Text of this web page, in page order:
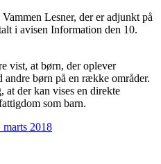
Lesner, der er adjunkt på
i avisen Information den 10.
vist, at børn, der oplever
børn på en række områder.
at der kan vises en direkte
som barn.
2018